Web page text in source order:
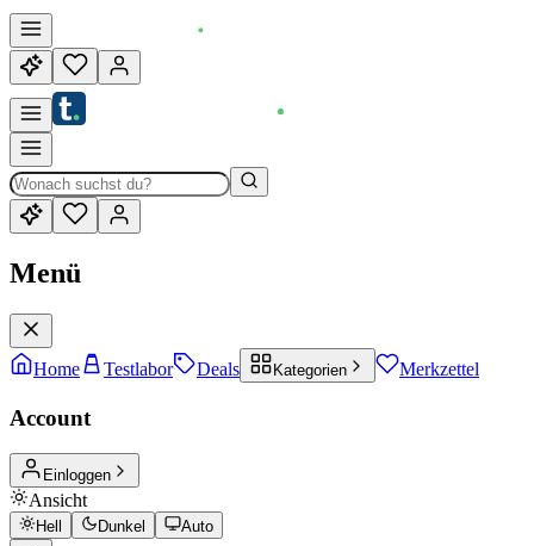
Menü
Home Testlabor Deals Kategorien Merkzettel
Account
Einloggen
Ansicht
Hell Dunkel Auto